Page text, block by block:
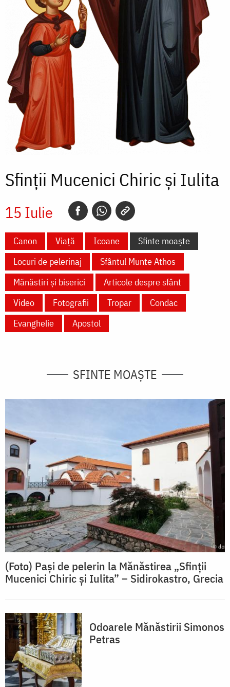
Sfinții Mucenici Chiric și Iulita
15 Iulie
Canon Viață Icoane
Sfinte moaște
Locuri de pelerinaj
Sfântul Munte Athos
Mănăstiri și biserici
Articole despre sfânt
Video
Fotografii Tropar
Condac
Evanghelie
Apostol
SFINTE MOAȘTE
(Foto) Pași de pelerin la Mănăstirea „Sfinții
Mucenici Chiric și Iulita” – Sidirokastro, Grecia
Odoarele Mănăstirii Simonos
Petras